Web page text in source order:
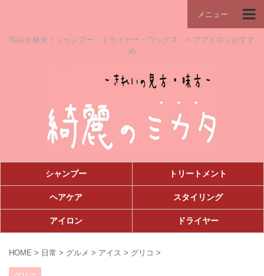
メニュー
悩みを解決！シャンプー・ドライヤー・ワックス・ヘアアイロンおすす
め
シャンプー トリートメント
ヘアケア スタイリング
アイロン ドライヤー
HOME > 日常 > グルメ > アイス > グリコ >